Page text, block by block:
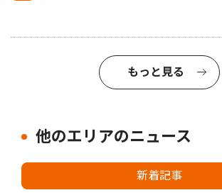
もっと見る
他のエリアのニュース
新着記事